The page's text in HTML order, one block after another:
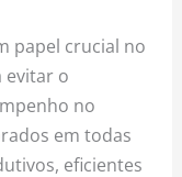
papel crucial no
evitar o
no
em todas
eficientes